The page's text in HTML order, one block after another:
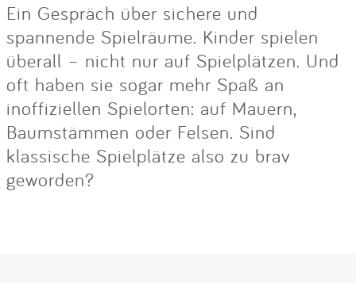
Ein Gespräch über sichere und
spannende Spielräume. Kinder spielen
überall – nicht nur auf Spielplätzen. Und
oft haben sie sogar mehr Spaß an
inoffiziellen Spielorten: auf Mauern,
Baumstämmen oder Felsen. Sind
klassische Spielplätze also zu brav
geworden?